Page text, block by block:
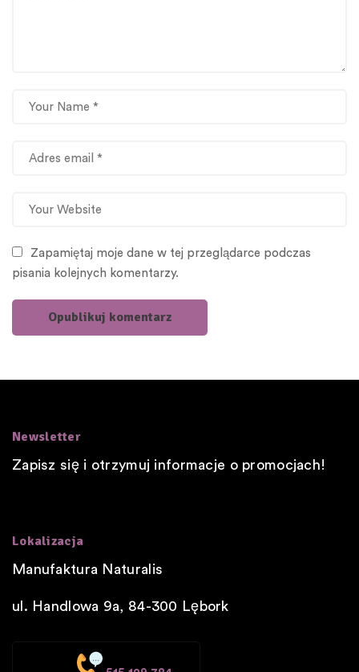
Zapamiętaj moje dane w tej przeglądarce podczas
pisania kolejnych komentarzy.
Newsletter
Zapisz się i otrzymuj informacje o promocjach!
Lokalizacja
Manufaktura Naturalis
ul. Handlowa 9a, 84-300 Lębork